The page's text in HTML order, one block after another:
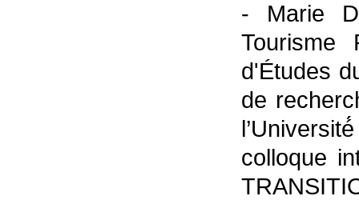
- Marie
Tourisme
d'Études
de
colloque